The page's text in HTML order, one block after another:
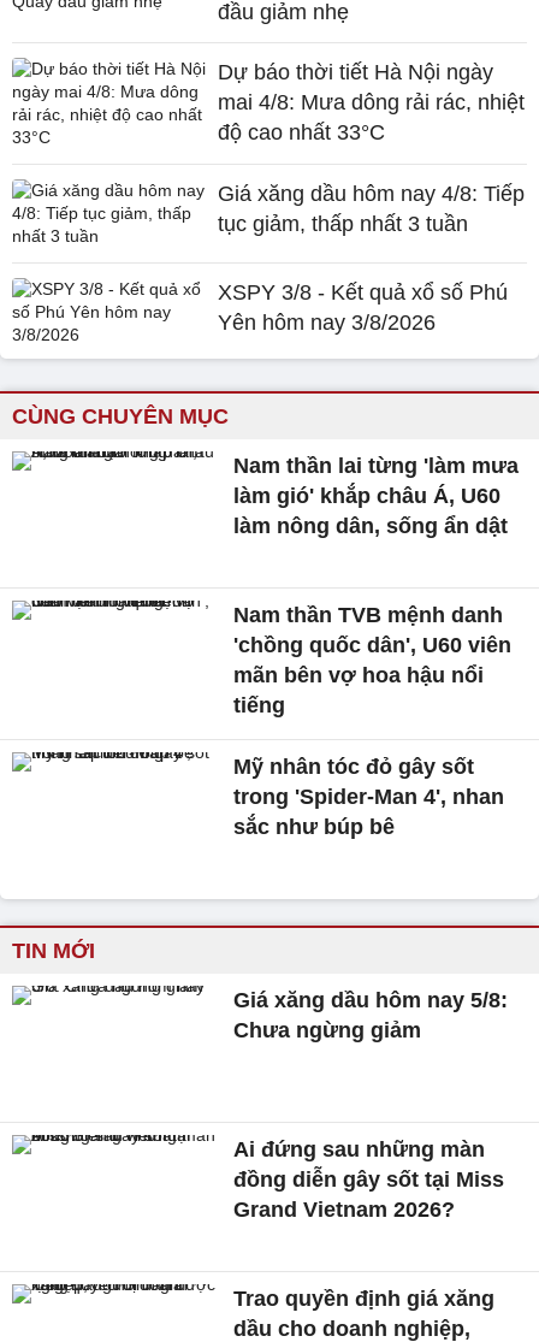
đầu giảm nhẹ
Dự báo thời tiết Hà Nội ngày
mai 4/8: Mưa dông rải rác, nhiệt
độ cao nhất 33°C
Giá xăng dầu hôm nay 4/8: Tiếp
tục giảm, thấp nhất 3 tuần
XSPY 3/8 - Kết quả xổ số Phú
Yên hôm nay 3/8/2026
CÙNG CHUYÊN MỤC
Nam thần lai từng 'làm mưa
làm gió' khắp châu Á, U60
làm nông dân, sống ẩn dật
Nam thần TVB mệnh danh
'chồng quốc dân', U60 viên
mãn bên vợ hoa hậu nổi
tiếng
Mỹ nhân tóc đỏ gây sốt
trong 'Spider-Man 4', nhan
sắc như búp bê
TIN MỚI
Giá xăng dầu hôm nay 5/8:
Chưa ngừng giảm
Ai đứng sau những màn
đồng diễn gây sốt tại Miss
Grand Vietnam 2026?
Trao quyền định giá xăng
dầu cho doanh nghiệp,